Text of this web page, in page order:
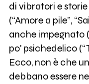
di vibratori e
(“Amore a pile”,
anche impegnato
po' psichedelico
Ecco, non è che
debbano essere